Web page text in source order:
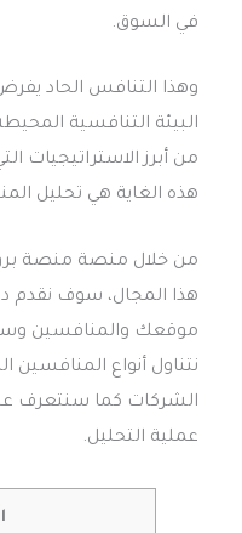
في السوق.
وهذا التنافس الحاد
البيئة التنافسية
من أبرز الاستراتيجيات
هذه الغاية هي تحليل
من خلال منصة منصة
هذا المجال، سوف نقدم
موقعك والمنافسين
نتناول أنواع المنافسين
الشركات كما سنتعرف
عملية التحليل.